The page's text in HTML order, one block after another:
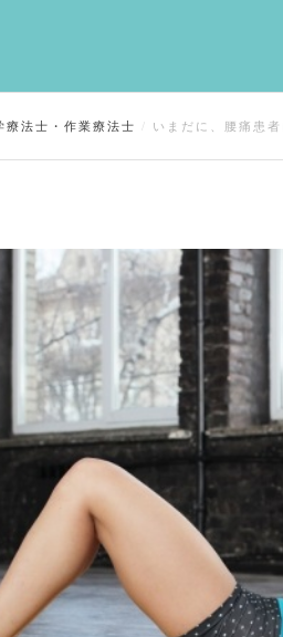
療法士・作業療法士 いまだに、腰痛患